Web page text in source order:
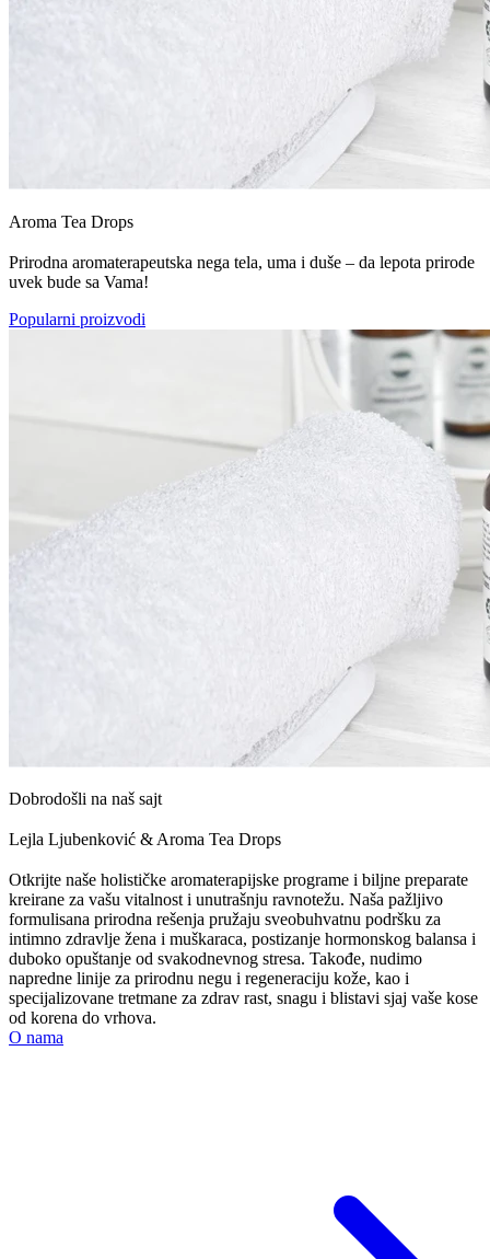
Aroma Tea Drops
Prirodna aromaterapeutska nega tela, uma i duše – da lepota prirode
uvek bude sa Vama!
Popularni proizvodi
Dobrodošli na naš sajt
Lejla Ljubenković & Aroma Tea Drops
Otkrijte naše holističke aromaterapijske programe i biljne preparate
kreirane za vašu vitalnost i unutrašnju ravnotežu. Naša pažljivo
formulisana prirodna rešenja pružaju sveobuhvatnu podršku za
intimno zdravlje žena i muškaraca, postizanje hormonskog balansa i
duboko opuštanje od svakodnevnog stresa. Takođe, nudimo
napredne linije za prirodnu negu i regeneraciju kože, kao i
specijalizovane tretmane za zdrav rast, snagu i blistavi sjaj vaše kose
od korena do vrhova.
O nama